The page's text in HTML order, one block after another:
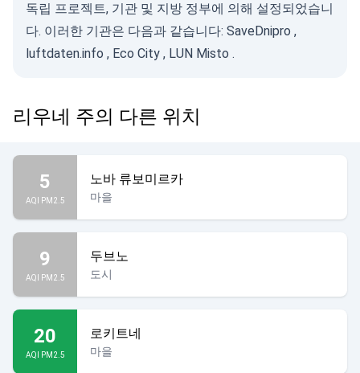
독립 프로젝트, 기관 및 지방 정부에 의해 설정되었습니
다. 이러한 기관은 다음과 같습니다: SaveDnipro ,
luftdaten.info , Eco City , LUN Misto .
리우네 주의 다른 위치
5
AQI PM2.5
노바 류보미르카
마을
9
AQI PM2.5
두브노
도시
20
AQI PM2.5
로키트네
마을